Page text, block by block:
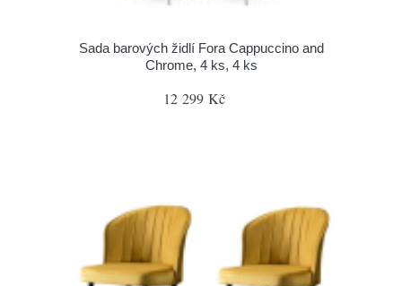
Sada barových židlí Fora Cappuccino and
Chrome, 4 ks, 4 ks
12 299 Kč